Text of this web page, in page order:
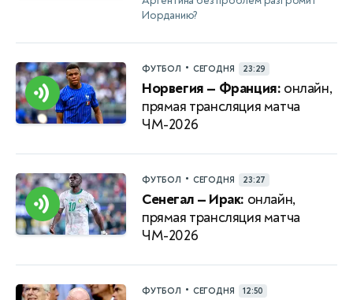
Иорданию?
ФУТБОЛ • СЕГОДНЯ 23:29
Норвегия — Франция: онлайн,
прямая трансляция матча
ЧМ-2026
ФУТБОЛ • СЕГОДНЯ 23:27
Сенегал — Ирак: онлайн,
прямая трансляция матча
ЧМ-2026
ФУТБОЛ • СЕГОДНЯ 12:50